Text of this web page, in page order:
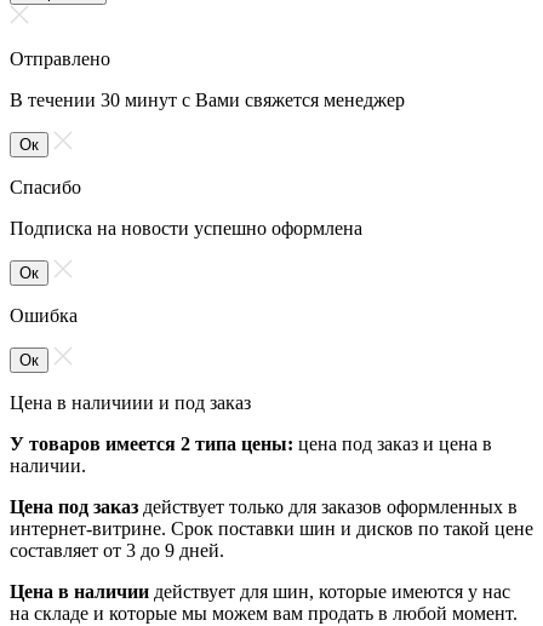
Отправлено
В течении 30 минут с Вами свяжется менеджер
Ок
Спасибо
Подписка на новости успешно оформлена
Ок
Ошибка
Ок
Цена в наличиии и под заказ
У товаров имеется 2 типа цены: цена под заказ и цена в
наличии.
Цена под заказ действует только для заказов оформленных в
интернет-витрине. Срок поставки шин и дисков по такой цене
составляет от 3 до 9 дней.
Цена в наличии действует для шин, которые имеются у нас
на складе и которые мы можем вам продать в любой момент.